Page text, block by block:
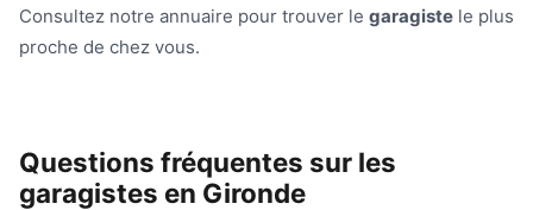
Consultez notre annuaire pour trouver le garagiste le plus
proche de chez vous.
Questions fréquentes sur les
garagistes en Gironde